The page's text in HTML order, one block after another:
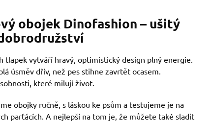
obojek Dinofashion – ušitý
tlapek vytváří hravý, optimistický design plný energie.
úsměv dřív, než pes stihne zavrtět ocasem.
které milují život.
obojky ručně, s láskou ke psům a testujeme je na
parťácích. A nejlepší na tom je, že můžete také sladit